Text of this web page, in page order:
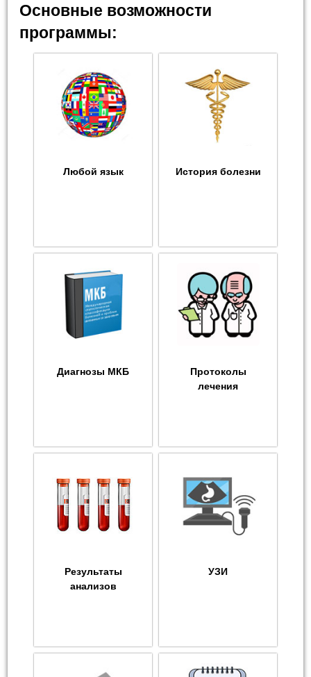
Основные возможности
программы:
Любой язык История болезни
Диагнозы МКБ
Протоколы
лечения
Результаты
анализов
УЗИ